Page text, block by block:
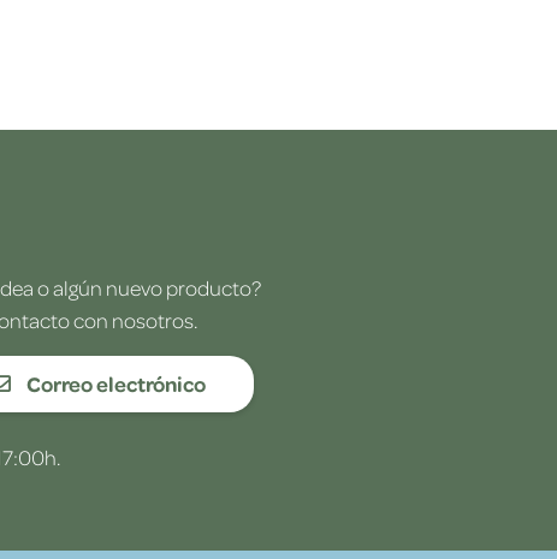
o algún nuevo producto?
con nosotros.
Correo electrónico